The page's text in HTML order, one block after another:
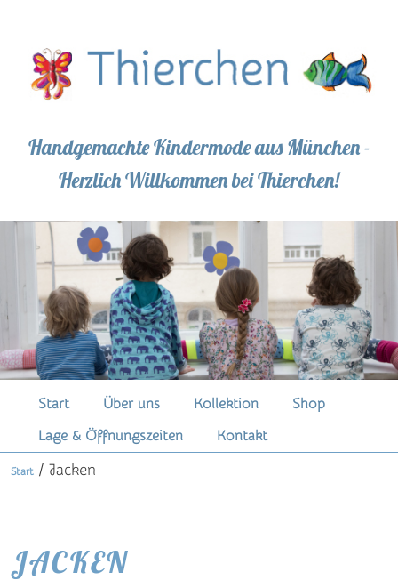
Handgemachte Kindermode aus München -
Herzlich Willkommen bei Thierchen!
HauptmenüZum
primären
springen
Zum
sekundären
springen
Start Über uns Kollektion
Shop
Lage & Öffnungszeiten
Kontakt
Start/ Jacken
JACKEN